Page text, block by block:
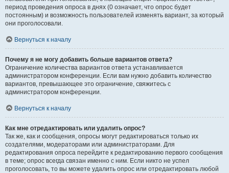
период проведения опроса в днях (0 означает, что опрос будет
постоянным) и возможность пользователей изменять вариант, за который
они проголосовали.
Вернуться к началу
Почему я не могу добавить больше вариантов ответа?
Ограничение количества вариантов ответа устанавливается
администратором конференции. Если вам нужно добавить количество
вариантов, превышающее это ограничение, свяжитесь с
администратором конференции.
Вернуться к началу
Как мне отредактировать или удалить опрос?
Так же, как и сообщения, опросы могут редактироваться только их
создателями, модераторами или администраторами. Для
редактирования опроса перейдите к редактированию первого сообщения
в теме; опрос всегда связан именно с ним. Если никто не успел
проголосовать, то вы можете удалить опрос или отредактировать любой